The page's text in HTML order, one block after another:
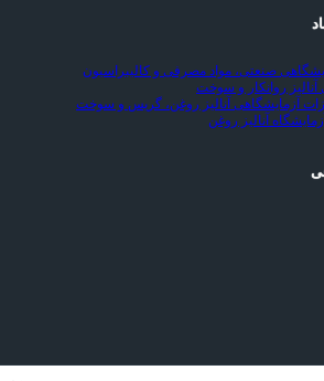
صنعتی، مواد مصرفی و کالیبراسیون
روانکار و سوخت
آزمایشگاهی آنالیز روغن، گریس و سوخت
آنالیز روغن